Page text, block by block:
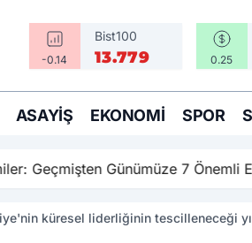
-0.14
Bist100
13.779 0.25
ASAYIŞ EKONOMI SPOR
Geçmişten Günümüze 7 Önemli
küresel liderliğinin tescilleneceği